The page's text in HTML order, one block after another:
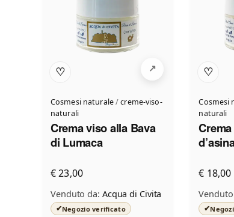
♡
Cosmesi naturale/creme-viso-
naturali
Crema viso alla Bava
di Lumaca
€ 23,00
Venduto da: Acqua di Civita
✔Negozio verificato
♡
Cosmesi
naturali
€ 18,00
✔